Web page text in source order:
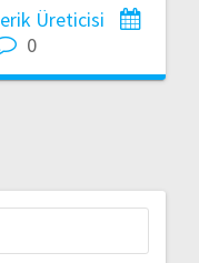
Üreticisi
0